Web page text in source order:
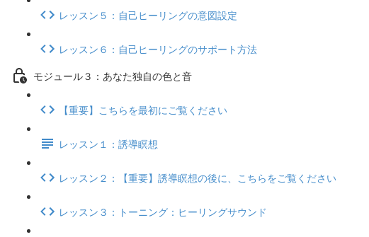
レッスン５：自己ヒーリングの意図設定
レッスン６：自己ヒーリングのサポート方法
モジュール３：あなた独自の色と音
【重要】こちらを最初にご覧ください
レッスン１：誘導瞑想
レッスン２：【重要】誘導瞑想の後に、こちらをご覧ください
レッスン３：トーニング：ヒーリングサウンド